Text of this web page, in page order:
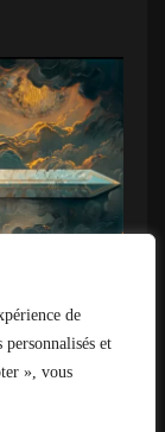
de
et
», vous
Diable